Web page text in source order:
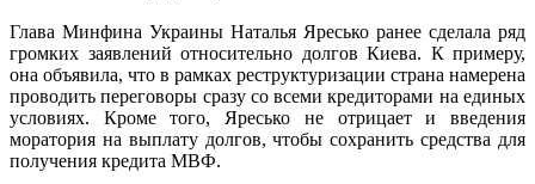
Глава Минфина Украины Наталья Яресько ранее сделала ряд
громких заявлений относительно долгов Киева. К примеру,
она объявила, что в рамках реструктуризации страна намерена
проводить переговоры сразу со всеми кредиторами на единых
условиях. Кроме того, Яресько не отрицает и введения
моратория на выплату долгов, чтобы сохранить средства для
получения кредита МВФ.